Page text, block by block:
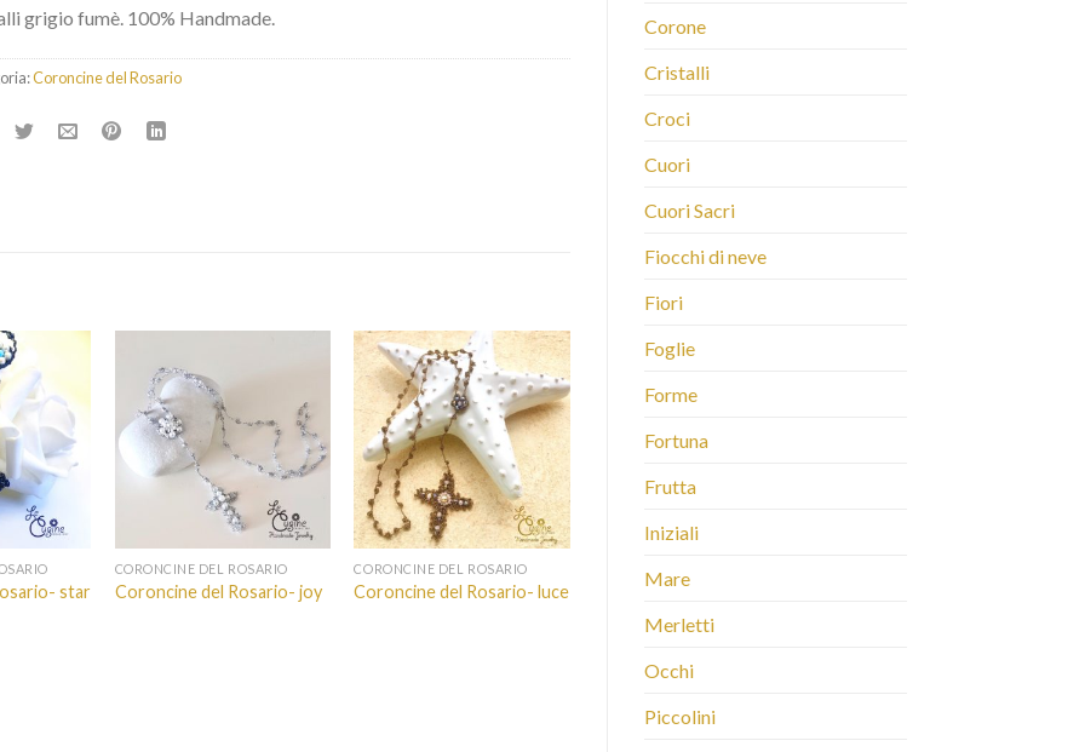
Corone
Cristalli
Croci
Cuori
Cuori Sacri
Fiocchi di neve
Fiori
Foglie
Forme
Fortuna
Frutta
Iniziali
Mare
Merletti
Occhi
Piccolini
grigio fumè. 100% Handmade.
Coroncine del Rosario
star
CORONCINE DEL ROSARIO
Coroncine del Rosario- joy
CORONCINE DEL ROSARIO
Coroncine del Rosario- luce